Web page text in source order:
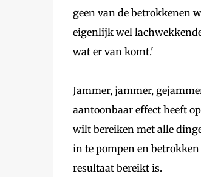
geen van de betrokkenen
eigenlijk wel
wat er van komt.'
Jammer, jammer,
aantoonbaar effect heeft
wilt bereiken met alle
in te pompen en
resultaat bereikt is.